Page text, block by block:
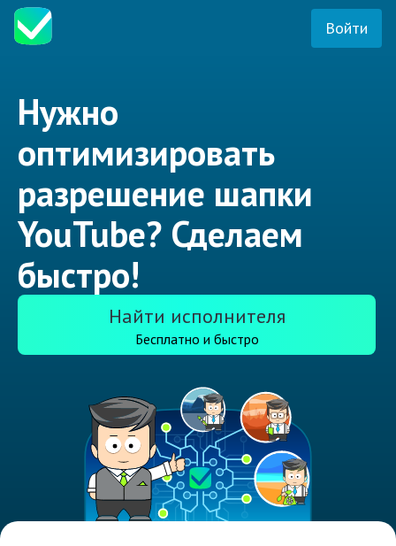
Войти
Нужно
оптимизировать
разрешение шапки
YouTube? Сделаем
быстро!
Найти исполнителя
Бесплатно и быстро